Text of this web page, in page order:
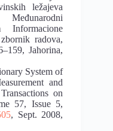
ležajeva
Informacione
radova,
–159,Jahorina,
System of
and
Transactions on
57, Issue 5,
, Sept. 2008,